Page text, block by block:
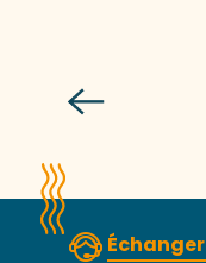
Pierres